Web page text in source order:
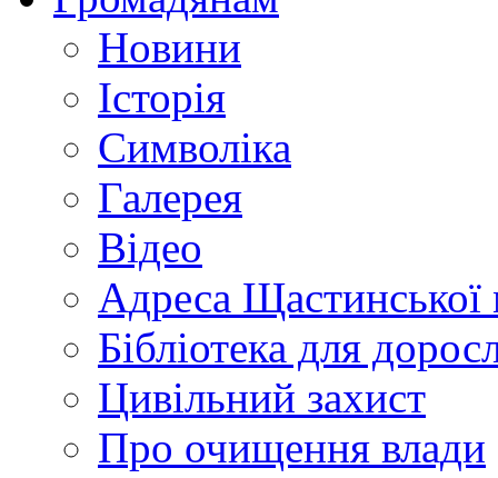
Новини
Історія
Символіка
Галерея
Відео
Адреса Щастинської
Бібліотека для
Цивільний захист
Про очищення влади